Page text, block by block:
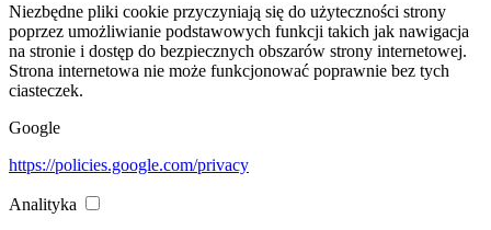
Niezbędne pliki cookie przyczyniają się do użyteczności strony
poprzez umożliwianie podstawowych funkcji takich jak nawigacja
na stronie i dostęp do bezpiecznych obszarów strony internetowej.
Strona internetowa nie może funkcjonować poprawnie bez tych
ciasteczek.
Google
https://policies.google.com/privacy
Analityka